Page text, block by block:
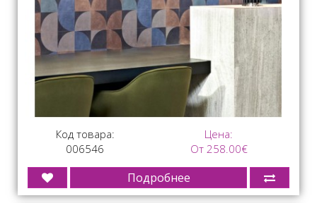
Код товара:
006546
Цена:
От 258.00€
Подробнее